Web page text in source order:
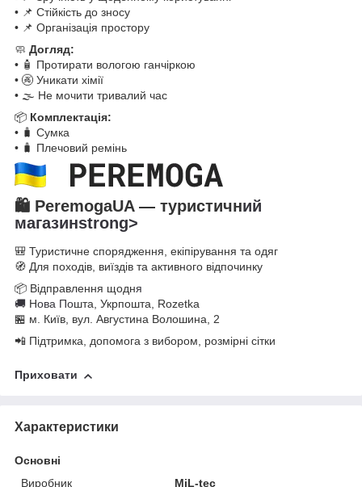
• 📌 Стійкість до зносу
• 📌 Організація простору
🧼 Догляд:
• 🧴 Протирати вологою ганчіркою
• 🚱 Уникати хімії
• 🌫 Не мочити тривалий час
📦 Комплектація:
• 🧳 Сумка
• 🧳 Плечовий ремінь
🛍️ PeremogaUA — туристичний
магазинstrong>
🎒 Туристичне спорядження, екіпірування та одяг
🧭 Для походів, виїздів та активного відпочинку
📦 Відправлення щодня
🚚 Нова Пошта, Укрпошта, Rozetka
🏪 м. Київ, вул. Августина Волошина, 2
📲 Підтримка, допомога з вибором, розмірні сітки
Приховати
Характеристики
Основні
Виробник
MiL-tec